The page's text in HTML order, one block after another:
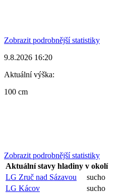
Zobrazit podrobnější statistiky
9.8.2026 16:20
Aktuální výška:
100 cm
Zobrazit podrobnější statistiky
Aktuální stavy hladiny v okolí
LG Zruč nad Sázavou
sucho
LG Kácov
sucho